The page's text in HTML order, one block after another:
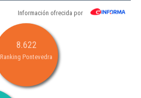
Información ofrecida por
8.622
Ranking Pontevedra